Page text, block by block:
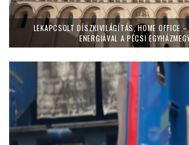
LEKAPCSOLT DÍSZKIVILÁGÍTÁS, HOME OFFICE
ENERGIÁVAL A PÉCSI